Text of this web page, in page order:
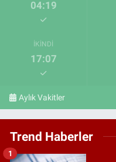
04:19
İKINDI
17:07
Aylık Vakitler
Trend Haberler
1